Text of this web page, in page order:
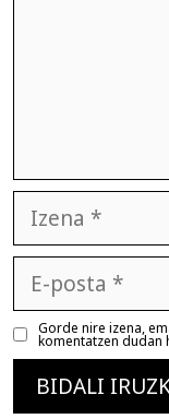
posta
Gorde nire izena,
komentatzen dudan